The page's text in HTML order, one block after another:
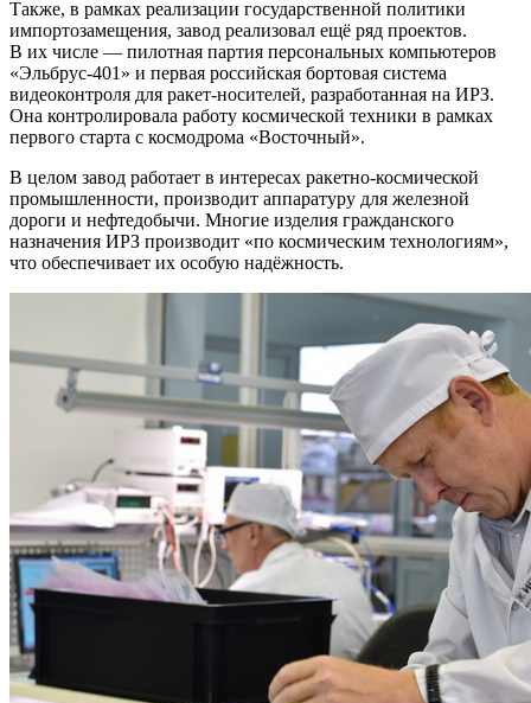
Также, в рамках реализации государственной политики
импортозамещения, завод реализовал ещё ряд проектов.
В их числе — пилотная партия персональных компьютеров
«Эльбрус-401» и первая российская бортовая система
видеоконтроля для ракет-носителей, разработанная на ИРЗ.
Она контролировала работу космической техники в рамках
первого старта с космодрома «Восточный».
В целом завод работает в интересах ракетно-космической
промышленности, производит аппаратуру для железной
дороги и нефтедобычи. Многие изделия гражданского
назначения ИРЗ производит «по космическим технологиям»,
что обеспечивает их особую надёжность.